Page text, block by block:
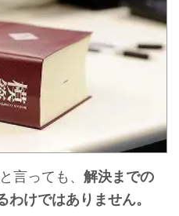
言っても、 解決までの
けではありません。